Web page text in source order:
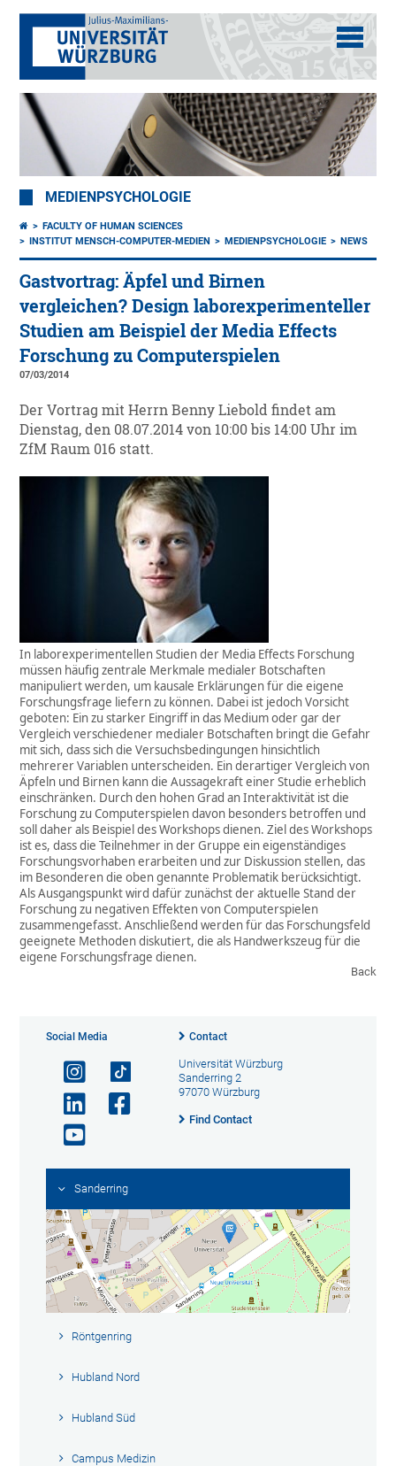
MEDIENPSYCHOLOGIE
FACULTY OF HUMAN SCIENCES
INSTITUT MENSCH-COMPUTER-MEDIEN
MEDIENPSYCHOLOGIE NEWS
Gastvortrag: Äpfel und Birnen
vergleichen? Design laborexperimenteller
Studien am Beispiel der Media Effects
Forschung zu Computerspielen
07/03/2014
Der Vortrag mit Herrn Benny Liebold findet am
Dienstag, den 08.07.2014 von 10:00 bis 14:00 Uhr im
ZfM Raum 016 statt.
In laborexperimentellen Studien der Media Effects Forschung
müssen häufig zentrale Merkmale medialer Botschaften
manipuliert werden, um kausale Erklärungen für die eigene
Forschungsfrage liefern zu können. Dabei ist jedoch Vorsicht
geboten: Ein zu starker Eingriff in das Medium oder gar der
Vergleich verschiedener medialer Botschaften bringt die Gefahr
mit sich, dass sich die Versuchsbedingungen hinsichtlich
mehrerer Variablen unterscheiden. Ein derartiger Vergleich von
Äpfeln und Birnen kann die Aussagekraft einer Studie erheblich
einschränken. Durch den hohen Grad an Interaktivität ist die
Forschung zu Computerspielen davon besonders betroffen und
soll daher als Beispiel des Workshops dienen. Ziel des Workshops
ist es, dass die Teilnehmer in der Gruppe ein eigenständiges
Forschungsvorhaben erarbeiten und zur Diskussion stellen, das
im Besonderen die oben genannte Problematik berücksichtigt.
Als Ausgangspunkt wird dafür zunächst der aktuelle Stand der
Forschung zu negativen Effekten von Computerspielen
zusammengefasst. Anschließend werden für das Forschungsfeld
geeignete Methoden diskutiert, die als Handwerkszeug für die
eigene Forschungsfrage dienen.
Back
Social Media Contact
Universität Würzburg
Sanderring 2
97070 Würzburg
Find Contact
Sanderring
Röntgenring
Hubland Nord
Hubland Süd
Campus Medizin